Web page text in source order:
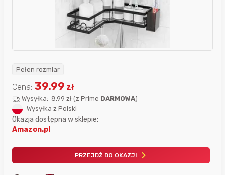
Pełen rozmiar
Cena: 39.99 zł
Wysyłka: 8.99 zł (z Prime DARMOWA)
Wysyłka z Polski
Okazja dostępna w sklepie:
Amazon.pl
PRZEJDŹ DO OKAZJI